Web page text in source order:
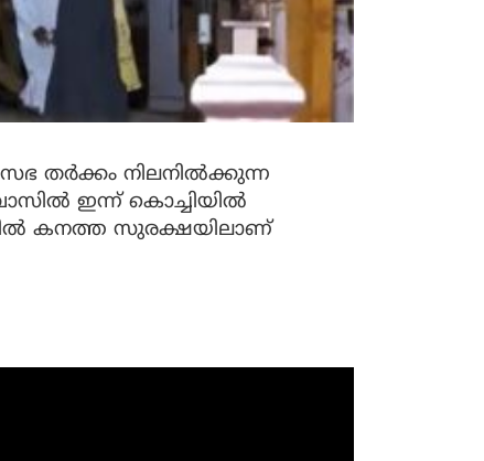
തര്‍ക്കം നിലനില്‍ക്കുന്ന
ഇന്ന് കൊച്ചിയില്‍
കനത്ത സുരക്ഷയിലാണ്